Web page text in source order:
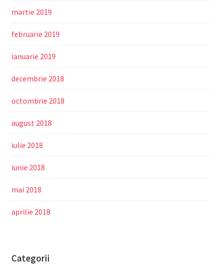
martie 2019
februarie 2019
ianuarie 2019
decembrie 2018
octombrie 2018
august 2018
iulie 2018
iunie 2018
mai 2018
aprilie 2018
Categorii